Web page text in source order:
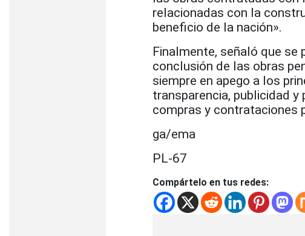
relacionadas con la
beneficio de la nación».
Finalmente, señaló que
conclusión de las obras
siempre en apego a los
transparencia, publicidad
compras y contrataciones
ga/ema
PL-67
Compártelo en tus redes: